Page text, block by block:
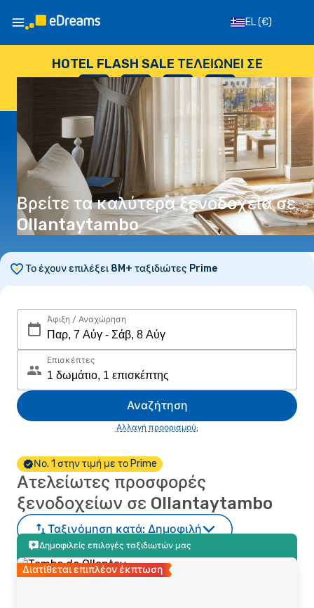
EL(€)
HOTEL FLASH SALE ΤΕΛΕΙΏΝΕΙ ΣΕ
--
ΗΜΈΡΕΣ
: --
ΏΡΕΣ
: --
ΔΕΥΤΕΡΌΛΕΠΤΑ
Βρείτε τα καλύτερα ξενοδοχεία σε
Ollantaytambo
Το έχουν επιλέξει 8M+ ταξιδιώτες Prime
Άφιξη / Αναχώρηση
Επισκέπτες
Αναζήτηση
Αλλαγή προορισμού;
Νο. 1 στην τιμή με το Prime
Ατελείωτες προσφορές
ξενοδοχείων σε Ollantaytambo
Ταξινόμηση κατά: Δημοφιλή
Δημοφιλείς επιλογές ταξιδιωτών μας
Διατίθεται επιπλέον έκπτωση